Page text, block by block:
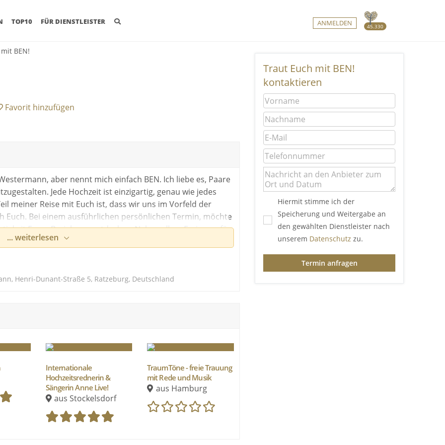
45.330
(CURRENT)
TOP10 FÜR DIENSTLEISTER ANMELDEN
BEN!
Favorit hinzufügen
aber nennt mich einfach BEN. Ich liebe es, Paare
Jede Hochzeit ist einzigartig, genau wie jedes
meiner Reise mit Euch ist, dass wir uns im Vorfeld der
Euch. Bei einem ausführlichen persönlichen Termin, möchte
Eurer Beziehung entdecken. Neben allem Freiraum für
Überraschungen von Freunden und Familie sind die
Hochzeitszeremonie. Beides soll zu Euch passen. Also
persönliches und unverbindliches Kennenlernen.
... weiterlesen
Henri-Dunant-Straße 5, Ratzeburg, Deutschland
Internationale
Hochzeitsrednerin &
Sängerin Anne Live!
aus Stockelsdorf
TraumTöne - freie Trauung
mit Rede und Musik
aus Hamburg
Traut Euch mit BEN!
kontaktieren
Hiermit stimme ich der
Speicherung und Weitergabe an
den gewählten Dienstleister nach
unserem Datenschutz zu.
Termin anfragen